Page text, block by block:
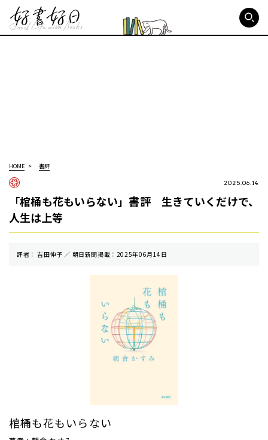
HOME 書評
2025.06.14
「棺桶も花もいらない」書評 生きていくだけで、
人生は上等
評者： 吉田伸子 ／ 朝⽇新聞掲載：2025年06月14日
棺桶も花もいらない